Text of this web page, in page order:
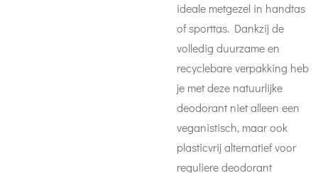
ideale metgezel in handtas
of sporttas. Dankzij de
volledig duurzame en
recyclebare verpakking heb
je met deze natuurlijke
deodorant niet alleen een
veganistisch, maar ook
plasticvrij alternatief voor
reguliere deodorant